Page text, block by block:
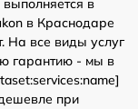
выполняется в
в Краснодаре
На все виды услуг
гарантию - мы в
при